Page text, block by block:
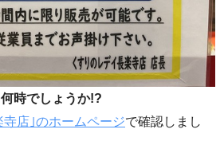
時でしょうか!?
店｣のホームページで確認しまし